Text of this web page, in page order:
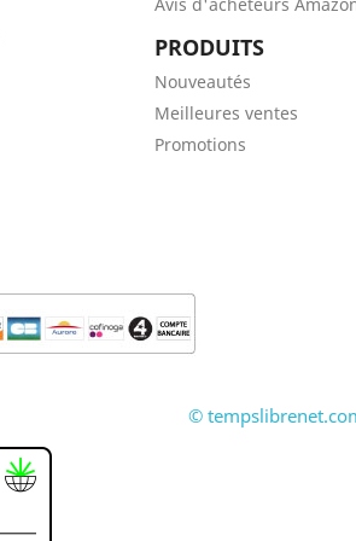
PRODUITS
Nouveautés
Meilleures ventes
Promotions
©